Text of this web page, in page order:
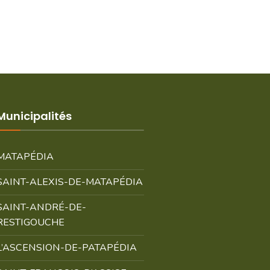
ALEXIS-DE-MATAPÉDIA
ANDRÉ-DE-
DE-PATAPÉDIA